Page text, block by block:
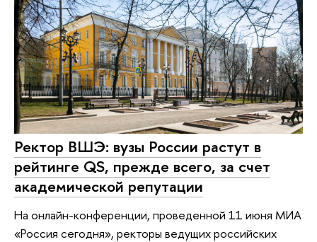
Ректор ВШЭ: вузы России растут в
рейтинге QS, прежде всего, за счет
академической репутации
На онлайн-конференции, проведенной 11 июня МИА
«Россия сегодня», ректоры ведущих российских